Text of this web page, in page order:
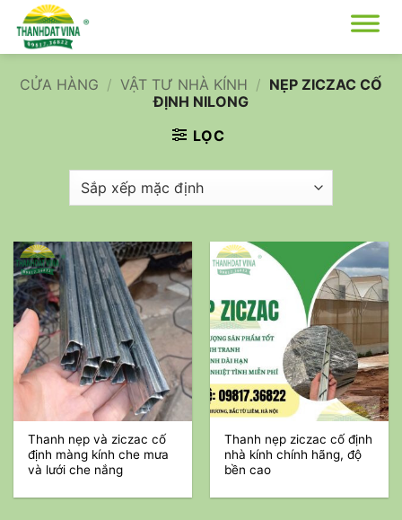
qua
nội
dungCỬA HÀNG / VẬT TƯ NHÀ KÍNH / NẸP ZICZAC CỐ
ĐỊNH NILONG
LỌC
Thanh nẹp và ziczac cố
định màng kính che mưa
và lưới che nắng
Thanh nẹp ziczac cố định
nhà kính chính hãng, độ
bền cao